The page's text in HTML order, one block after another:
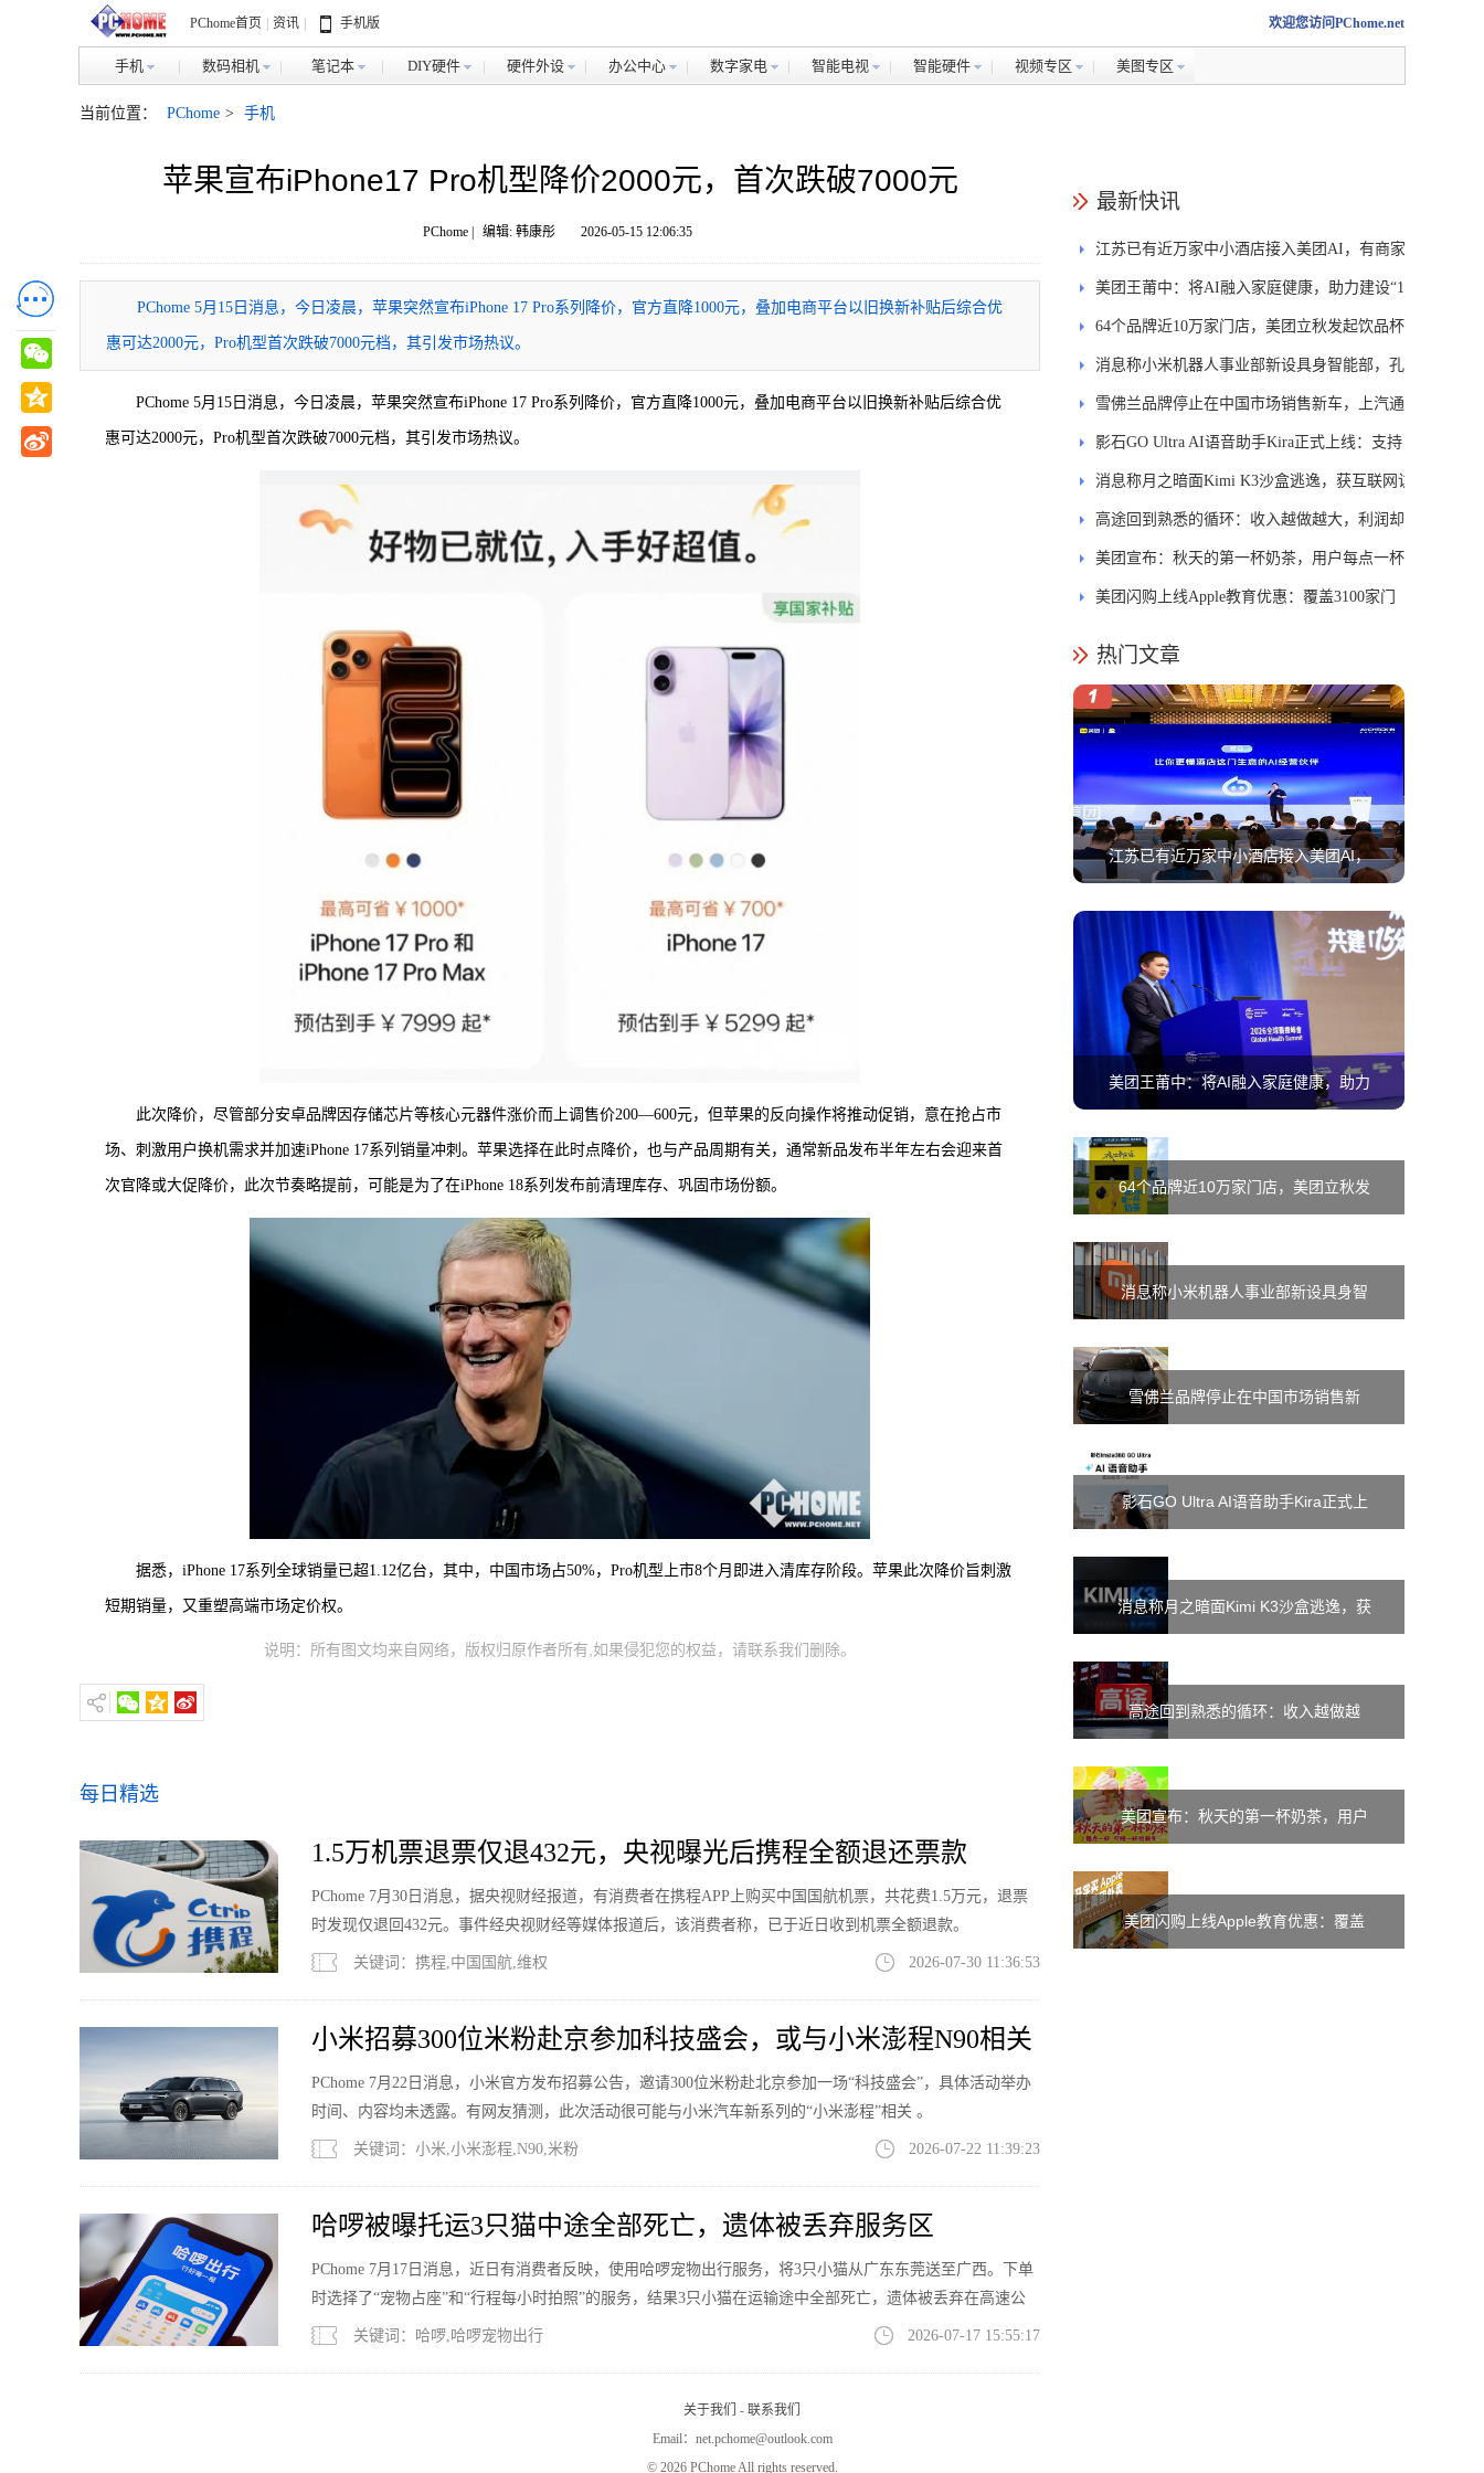
PChome首页 资讯 手机版 欢迎您访问PChome.net
手机 数码相机 笔记本 DIY硬件 硬件外设 办公中心 数字家电 智能电视 智能硬件 视频专区 美图专区
当前位置： PChome > 手机
苹果宣布iPhone17 Pro机型降价2000元，首次跌破7000元
PChome | 编辑: 韩康彤 2026-05-15 12:06:35
PChome 5月15日消息，今日凌晨，苹果突然宣布iPhone 17 Pro系列降价，官方直降1000元，叠加电商平台以旧换新补贴后综合优
惠可达2000元，Pro机型首次跌破7000元档，其引发市场热议。
PChome 5月15日消息，今日凌晨，苹果突然宣布iPhone 17 Pro系列降价，官方直降1000元，叠加电商平台以旧换新补贴后综合优
惠可达2000元，Pro机型首次跌破7000元档，其引发市场热议。
此次降价，尽管部分安卓品牌因存储芯片等核心元器件涨价而上调售价200—600元，但苹果的反向操作将推动促销，意在抢占市
场、刺激用户换机需求并加速iPhone 17系列销量冲刺。苹果选择在此时点降价，也与产品周期有关，通常新品发布半年左右会迎来首
次官降或大促降价，此次节奏略提前，可能是为了在iPhone 18系列发布前清理库存、巩固市场份额。
据悉，iPhone 17系列全球销量已超1.12亿台，其中，中国市场占50%，Pro机型上市8个月即进入清库存阶段。苹果此次降价旨刺激
短期销量，又重塑高端市场定价权。
说明：所有图文均来自网络，版权归原作者所有,如果侵犯您的权益，请联系我们删除。
每日精选
1.5万机票退票仅退432元，央视曝光后携程全额退还票款
PChome 7月30日消息，据央视财经报道，有消费者在携程APP上购买中国国航机票，共花费1.5万元，退票
时发现仅退回432元。事件经央视财经等媒体报道后，该消费者称，已于近日收到机票全额退款。
关键词：携程,中国国航,维权 2026-07-30 11:36:53
小米招募300位米粉赴京参加科技盛会，或与小米澎程N90相关
PChome 7月22日消息，小米官方发布招募公告，邀请300位米粉赴北京参加一场“科技盛会”，具体活动举办
时间、内容均未透露。有网友猜测，此次活动很可能与小米汽车新系列的“小米澎程”相关 。
关键词：小米,小米澎程,N90,米粉 2026-07-22 11:39:23
哈啰被曝托运3只猫中途全部死亡，遗体被丢弃服务区
PChome 7月17日消息，近日有消费者反映，使用哈啰宠物出行服务，将3只小猫从广东东莞送至广西。下单
时选择了“宠物占座”和“行程每小时拍照”的服务，结果3只小猫在运输途中全部死亡，遗体被丢弃在高速公
路服务区。
关键词：哈啰,哈啰宠物出行 2026-07-17 15:55:17
最新快讯
江苏已有近万家中小酒店接入美团AI，有商家
一年省下5万运营成本
美团王莆中：将AI融入家庭健康，助力建设“15
分钟医疗圈”
64个品牌近10万家门店，美团立秋发起饮品杯
专项回收行动
消息称小米机器人事业部新设具身智能部，孔
涛任负责人
雪佛兰品牌停止在中国市场销售新车，上汽通
用工厂不会停产
影石GO Ultra AI语音助手Kira正式上线：支持
双语翻译、拍图问答
消息称月之暗面Kimi K3沙盒逃逸，获互联网访
问权限
高途回到熟悉的循环：收入越做越大，利润却
越摊越薄
美团宣布：秋天的第一杯奶茶，用户每点一杯
即可赠一杯给骑手
美团闪购上线Apple教育优惠：覆盖3100家门
热门文章
江苏已有近万家中小酒店接入美团AI，
有商家一年省下5万运营成本
美团王莆中：将AI融入家庭健康，助力
64个品牌近10万家门店，美团立秋发
起饮品杯专项回收行动
消息称小米机器人事业部新设具身智
雪佛兰品牌停止在中国市场销售新
影石GO Ultra AI语音助手Kira正式上
线：支持双语翻译、拍图问答
消息称月之暗面Kimi K3沙盒逃逸，获
高途回到熟悉的循环：收入越做越
美团宣布：秋天的第一杯奶茶，用户
每点一杯即可赠一杯给骑手
美团闪购上线Apple教育优惠：覆盖
关于我们 - 联系我们
Email：net.pchome@outlook.com
© 2026 PChome All rights reserved.